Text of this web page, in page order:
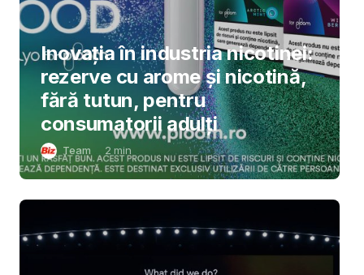
Inovația în industria nicotinei:
rezerve cu arome și nicotină,
fără tutun, pentru
consumatorii adulți
Team 2 min